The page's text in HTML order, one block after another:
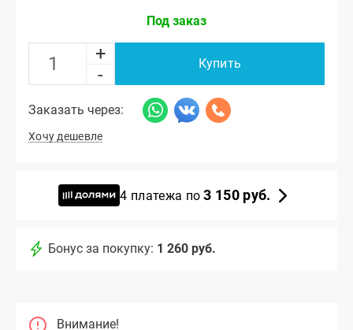
Под заказ
+
-
Купить
Заказать через:
Хочу дешевле
4 платежа по3 150 руб.
Бонус за покупку: 1 260 руб.
Внимание!